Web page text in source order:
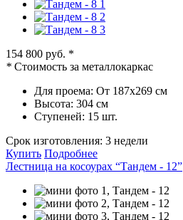
154 800 руб. *
* Стоимость за металлокаркас
Для проема: От 187х269 см
Высота: 304 см
Ступеней: 15 шт.
Срок изготовления: 3 недели
Купить Подробнее
Лестница на косоурах “Тандем - 12”